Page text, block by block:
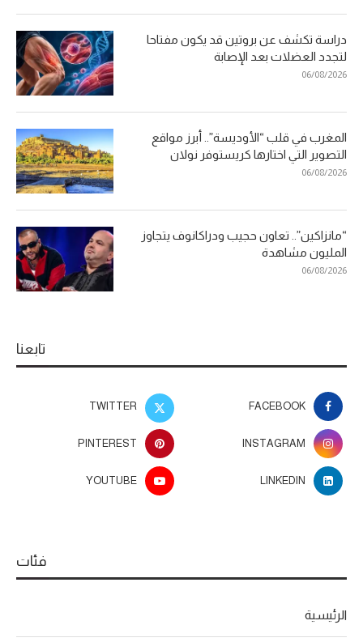
دراسة تكشف عن بروتين قد يكون مفتاحا
لتجدد العضلات بعد الإصابة
06/08/2026
المغرب في قلب “الأوديسة”.. أبرز مواقع
التصوير التي اختارها كريستوفر نولان
06/08/2026
“مانزاكين”.. تعاون حجيب ودراكانوف يتجاوز
المليون مشاهدة
06/08/2026
تابعنا
FACEBOOK
TWITTER
INSTAGRAM
PINTEREST
LINKEDIN
YOUTUBE
فئات
الرئيسية